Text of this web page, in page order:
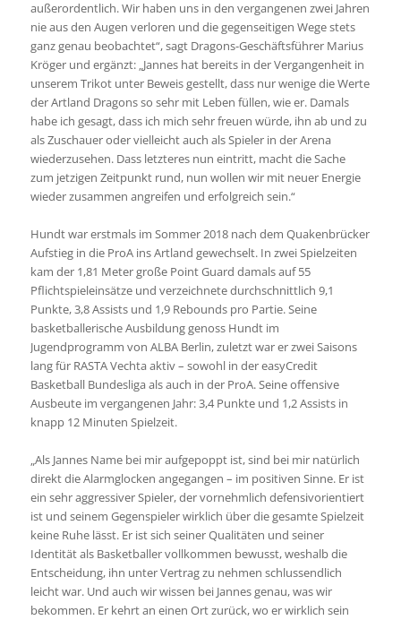
außerordentlich. Wir haben uns in den vergangenen zwei Jahren
nie aus den Augen verloren und die gegenseitigen Wege stets
ganz genau beobachtet“, sagt Dragons-Geschäftsführer Marius
Kröger und ergänzt: „Jannes hat bereits in der Vergangenheit in
unserem Trikot unter Beweis gestellt, dass nur wenige die Werte
der Artland Dragons so sehr mit Leben füllen, wie er. Damals
habe ich gesagt, dass ich mich sehr freuen würde, ihn ab und zu
als Zuschauer oder vielleicht auch als Spieler in der Arena
wiederzusehen. Dass letzteres nun eintritt, macht die Sache
zum jetzigen Zeitpunkt rund, nun wollen wir mit neuer Energie
wieder zusammen angreifen und erfolgreich sein.“
Hundt war erstmals im Sommer 2018 nach dem Quakenbrücker
Aufstieg in die ProA ins Artland gewechselt. In zwei Spielzeiten
kam der 1,81 Meter große Point Guard damals auf 55
Pflichtspieleinsätze und verzeichnete durchschnittlich 9,1
Punkte, 3,8 Assists und 1,9 Rebounds pro Partie. Seine
basketballerische Ausbildung genoss Hundt im
Jugendprogramm von ALBA Berlin, zuletzt war er zwei Saisons
lang für RASTA Vechta aktiv – sowohl in der easyCredit
Basketball Bundesliga als auch in der ProA. Seine offensive
Ausbeute im vergangenen Jahr: 3,4 Punkte und 1,2 Assists in
knapp 12 Minuten Spielzeit.
„Als Jannes Name bei mir aufgepoppt ist, sind bei mir natürlich
direkt die Alarmglocken angegangen – im positiven Sinne. Er ist
ein sehr aggressiver Spieler, der vornehmlich defensivorientiert
ist und seinem Gegenspieler wirklich über die gesamte Spielzeit
keine Ruhe lässt. Er ist sich seiner Qualitäten und seiner
Identität als Basketballer vollkommen bewusst, weshalb die
Entscheidung, ihn unter Vertrag zu nehmen schlussendlich
leicht war. Und auch wir wissen bei Jannes genau, was wir
bekommen. Er kehrt an einen Ort zurück, wo er wirklich sein